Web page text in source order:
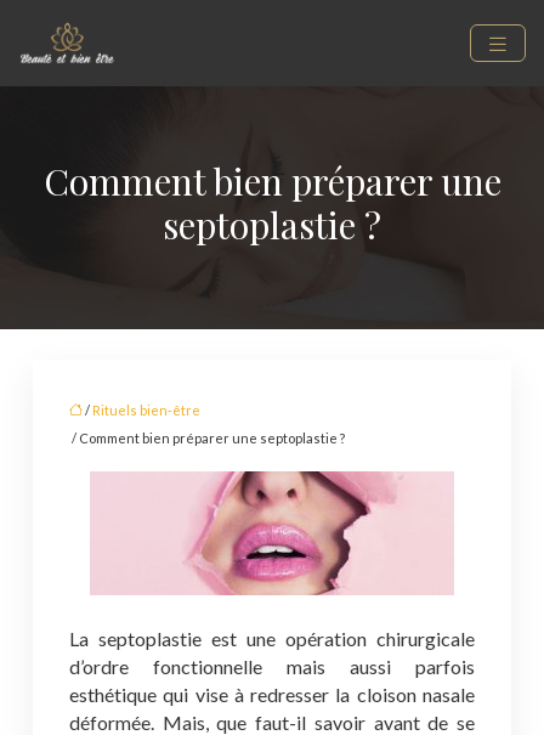
Comment bien préparer une
septoplastie ?
/ Rituels bien-être
/ Comment bien préparer une septoplastie ?
La septoplastie est une opération chirurgicale
d’ordre fonctionnelle mais aussi parfois
esthétique qui vise à redresser la cloison nasale
déformée. Mais, que faut-il savoir avant de se